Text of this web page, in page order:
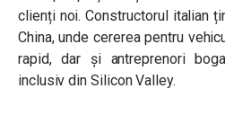
clienți noi. Constructorul italian
China, unde cererea pentru
rapid, dar și antreprenori
inclusiv din Silicon Valley.